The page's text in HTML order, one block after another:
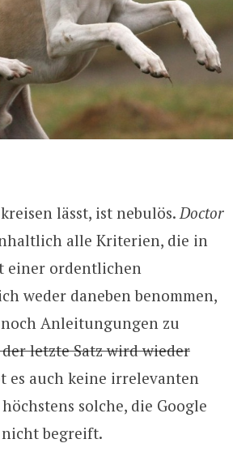
lässt, ist nebulös.Doctor
alle Kriterien, die in
einer ordentlichen
weder daneben benommen,
Anleitungungen zu
letzte Satz wird wieder
es auch keine irrelevanten
solche, die Google
begreift.